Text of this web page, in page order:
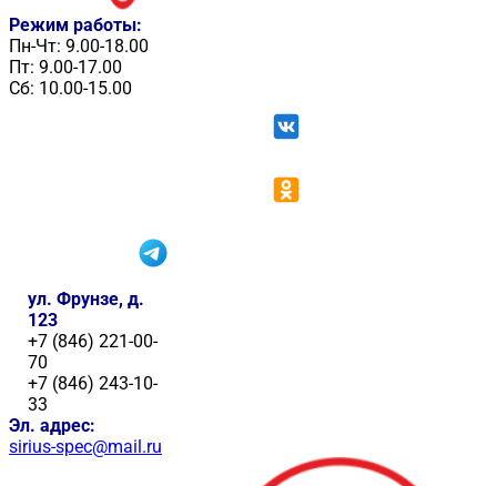
Режим работы:
Пн-Чт: 9.00-18.00
Пт: 9.00-17.00
Сб: 10.00-15.00
ул. Фрунзе, д.
123
+7 (846) 221-00-
70
+7 (846) 243-10-
33
Эл. адрес:
sirius-spec@mail.ru